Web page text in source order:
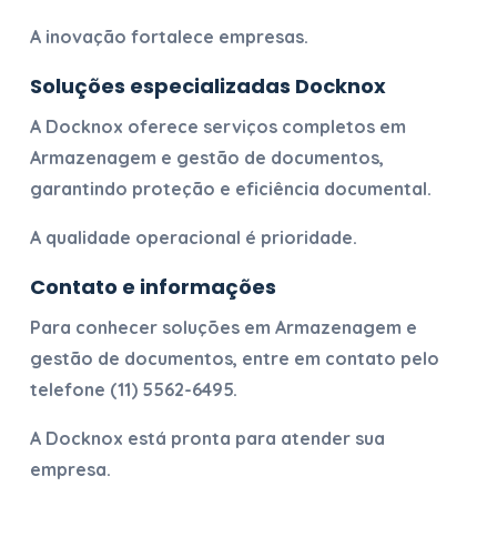
A inovação fortalece empresas.
Soluções especializadas Docknox
A Docknox oferece serviços completos em
Armazenagem e gestão de documentos,
garantindo proteção e eficiência documental.
A qualidade operacional é prioridade.
Contato e informações
Para conhecer soluções em Armazenagem e
gestão de documentos, entre em contato pelo
telefone (11) 5562-6495.
A Docknox está pronta para atender sua
empresa.